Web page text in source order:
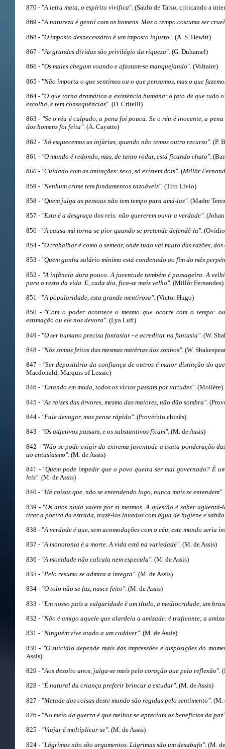
870 - "A letra mata, o espírito vivifica". (Saulo de Tarso, criticando a
869 - "A natureza é gentil com os homens. Mas o tempo costuma ser
868 - "O imposto desnecessário é um imposto injusto". (A. S. Hewitt)
867 - "As grandes dívidas são privilégio da riqueza". (G. Duhamel)
866 - "Os males chegam voando e afastam-se manquejando". (Voltaire)
865 - "Não importa o que sentimos ou o que pensamos, mas o que
864 - "O que torna dramática a existência humana: o fato de que tudo o
escolha, e tem consequências". (D. Critelli)
863 - "Se o réu é culpado, a pena foi pouca. Se o réu é inocente, a
dos homens foi feita". (A. Cayatte)
862 - "Só esquecemos as injúrias, quando não temos outro recurso". (P.
861 - "O mundo é redondo, mas, de tanto rodar, está ficando chato".
860 - "Cuidado com as imitações: sexo, só existem dois". (Millôr
859 - "Nenhum crime tem fundamentos razoáveis". (Tito Lívio)
858 - "Quem julga as pessoas não tem tempo para amá-las". (Madre
857 - "Esta é a desgraça dos reis: não quererem ouvir a verdade".
856 - "A causa má torna-se pior quando se pretende defendê-la".
854 - "O trabalhar é como o semear, onde tudo vai muito das razões,
853 - "Quem ganha salário mínimo está condenado ao fim do mês
852 - "A infância dura pouco. A juventude também é passageira. A
para o resto da vida. E, cada dia, fica-se mais velho". (Millôr Fernandes)
851 - "A popularidade, esta grande mentirosa". (Victor Hugo)
850 - "Com o poder acontece o mesmo que ocorre com o tempo:
estimação ou ele nos devora". (Lya Luft)
849 - "O ser humano precisa fantasiar - e acreditar na fantasia". (W.
848 - "Nós somos feitos das mesmas matérias dos sonhos". (W.
847 - "Ser depositário da confiança de outros é maior distinção do
Macdonald, Marquis of Lossie)
846 - "Estando em moda, todos os vícios passam por virtudes". (Molière)
845 - "As raízes das árvores, mesmo das maiores, não dão sombra".
844 - "Fale devagar, mas pense rápido". (Provérbio chinês)
843 - "Os adjetivos passam, e os substantivos ficam". (M. de Assis)
842 - "Não se pode exigir da extrema juventude a exata ponderação
ao entusiasmo". (M. de Assis)
841 - "Quem pode impedir que o povo queira ser mal governado? É
leis". (M. de Assis)
840 - "Há coisas que, não se entendendo logo, nunca mais se entendem".
839 - "Os anos nada valem por si mesmos. A questão é saber
tirar a poeira da estrada, trazê-los lavados com água de higiene e
838 - "A verdade é que, sem acomodações com o céu, este mundo seria
837 - "A monotonia é a morte. A vida está na variedade". (M. de Assis)
836 - "A mocidade não calcula nem especula". (M. de Assis)
835 - "Pelo resumo se admira a íntegra". (M. de Assis)
834 - "O tolo não se faz, nasce feito". (M. de Assis)
833 - "Em nosso país a vulgaridade é um título, a mediocridade, um
832 - "Não é amigo aquele que alardeia a amizade: é traficante; a
831 - "Ninguém vive atado a um cadáver". (M. de Assis)
830 - "O suicídio depende mais das impressões e disposições do
Assis)
829 - "Aos dezoito anos, julga-se mais pelo coração que pela reflexão".
828 - "É natural da criança preferir brincar a estudar". (M. de Assis)
827 - "Metade das coisas deste mundo são regidas pelo sentimento". (M.
826 - "No meio da guerra é que melhor se apreciam os benefícios da paz"
825 - "Viajar é multiplicar-se". (M. de Assis)
824 - "Lágrimas não são argumentos. Lágrimas são um desabafo". (M.